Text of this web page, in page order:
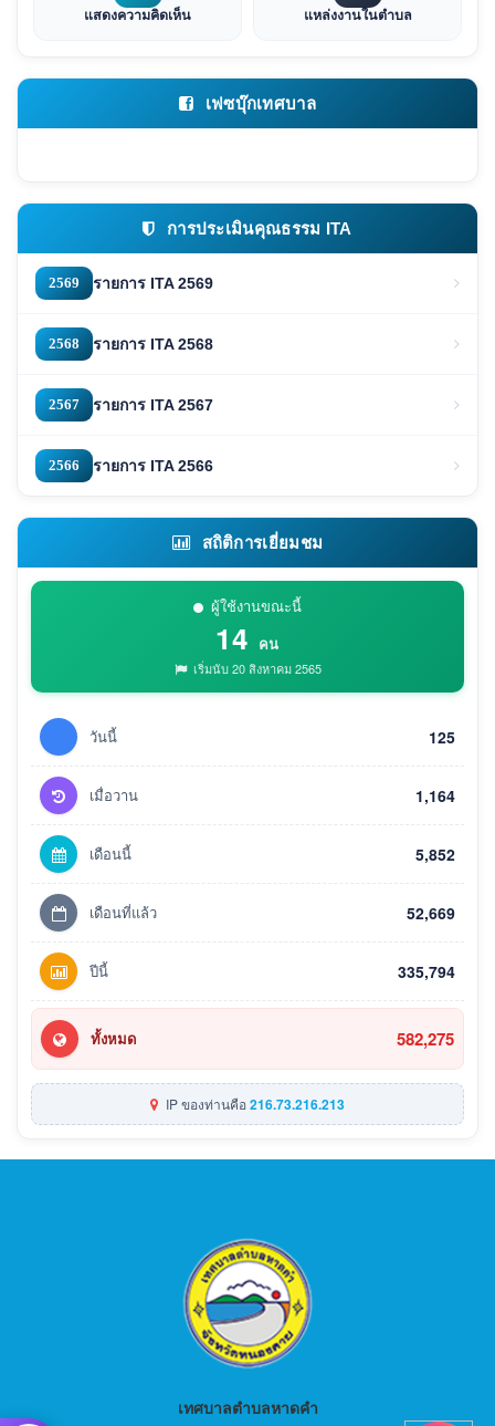
แสดงความคิดเห็น แหล่งงานในตำบล
เฟซบุ๊กเทศบาล
การประเมินคุณธรรม ITA
2569 รายการ ITA 2569
2568 รายการ ITA 2568
2567 รายการ ITA 2567
2566 รายการ ITA 2566
สถิติการเยี่ยมชม
ผู้ใช้งานขณะนี้
14 คน
เริ่มนับ 20 สิงหาคม 2565
วันนี้ 125
เมื่อวาน 1,164
เดือนนี้ 5,852
เดือนที่แล้ว 52,669
ปีนี้ 335,794
ทั้งหมด 582,275
IP ของท่านคือ216.73.216.213
เทศบาลตำบลหาดคำ